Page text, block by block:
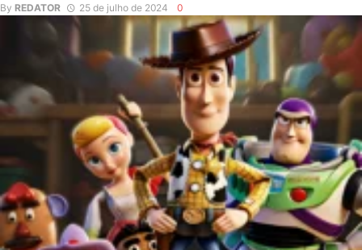
By REDATOR 25 de julho de 2024 0